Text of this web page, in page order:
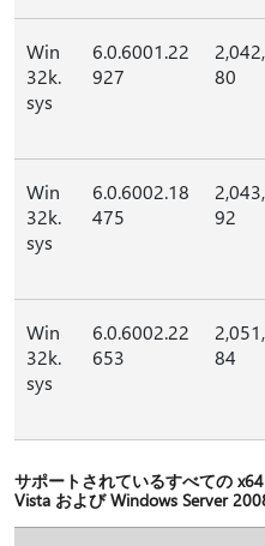
Win
32k.
sys
6.0.6001.22
927
80
Win
32k.
sys
6.0.6002.18
475
92
Win
32k.
sys
6.0.6002.22
653
84
サポートされているすべての
Vista および Windows Server